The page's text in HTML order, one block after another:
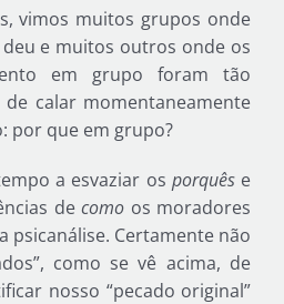
vimos muitos grupos onde
e muitos outros onde os
em grupo foram tão
calar momentaneamente
por que em grupo?
a esvaziar os porquêse
decomo os moradores
psicanálise. Certamente não
como se vê acima, de
nosso “pecado original”